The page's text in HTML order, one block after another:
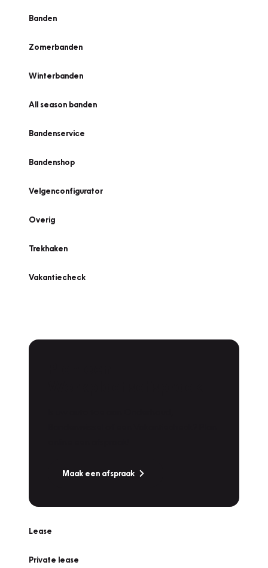
Banden
Zomerbanden
Winterbanden
All season banden
Bandenservice
Bandenshop
Velgenconfigurator
Overig
Trekhaken
Vakantiecheck
Maak een afspraak
Lease
Private lease